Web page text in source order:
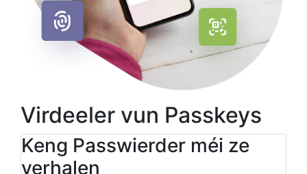
Virdeeler vun Passkeys
Keng Passwierder méi ze
verhalen